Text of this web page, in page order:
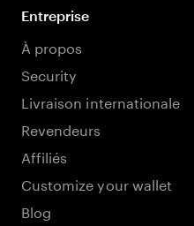
Entreprise
À propos
Security
Livraison internationale
Revendeurs
Affiliés
Customize your wallet
Blog